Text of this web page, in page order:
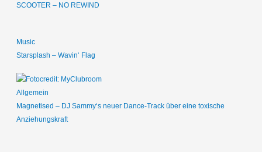
SCOOTER – NO REWIND
Music
Starsplash – Wavin‘ Flag
Allgemein
Magnetised – DJ Sammy‘s neuer Dance-Track über eine toxische
Anziehungskraft